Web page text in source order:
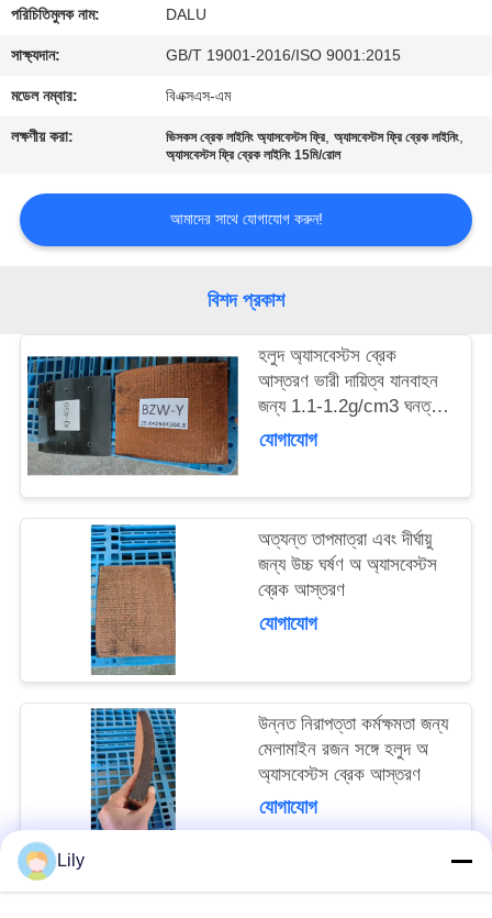
আমাদের
সাথে
যোগাযোগ
করুন
উদ্ধৃতির
জন্য
সাইট
ম্যাপ
PRIVACY
POLICY
পরিচিতিমুলক নাম: DALU
সাক্ষ্যদান: GB/T 19001-2016/ISO 9001:2015
মডেল নম্বার: বিএক্সএস-এম
লক্ষণীয় করা: ভিসকস ব্রেক লাইনিং অ্যাসবেস্টস ফ্রি,অ্যাসবেস্টস ফ্রি ব্রেক লাইনিং,
অ্যাসবেস্টস ফ্রি ব্রেক লাইনিং 15মি/রোল
আমাদের সাথে যোগাযোগ করুন!
বিশদ প্রকাশ
হলুদ অ্যাসবেস্টস ব্রেক
আস্তরণ ভারী দায়িত্ব যানবাহন
জন্য 1.1-1.2g/cm3 ঘনত্ব
সঙ্গে
যোগাযোগ
অত্যন্ত তাপমাত্রা এবং দীর্ঘায়ু
জন্য উচ্চ ঘর্ষণ অ অ্যাসবেস্টস
ব্রেক আস্তরণ
যোগাযোগ
উন্নত নিরাপত্তা কর্মক্ষমতা জন্য
মেলামাইন রজন সঙ্গে হলুদ অ
অ্যাসবেস্টস ব্রেক আস্তরণ
যোগাযোগ
Lily